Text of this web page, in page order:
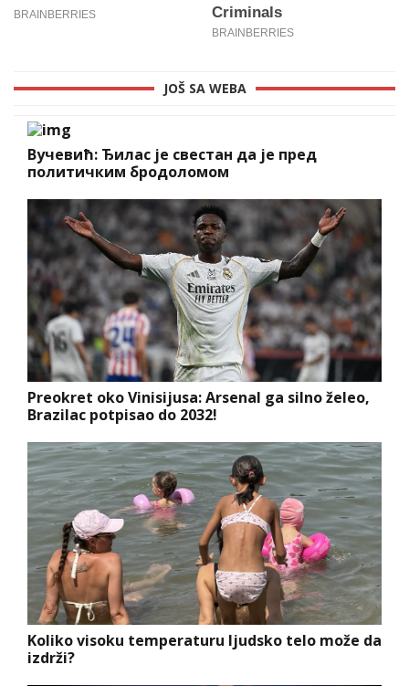
JOŠ SA WEBA
Вучевић: Ђилас је свестан да је пред
политичким бродоломом
Preokret oko Vinisijusa: Arsenal ga silno želeo,
Brazilac potpisao do 2032!
Koliko visoku temperaturu ljudsko telo može da
izdrži?